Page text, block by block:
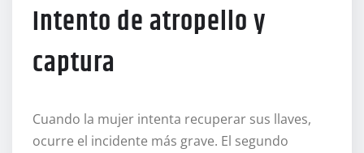
Intento de atropello y
captura
Cuando la mujer intenta recuperar sus llaves,
ocurre el incidente más grave. El segundo